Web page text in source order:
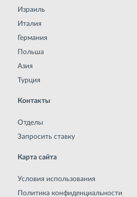
Израиль
Италия
Германия
Польша
Азия
Турция
Контакты
Отделы
Запросить ставку
Карта сайта
Условия использования
Политика конфиденциальности